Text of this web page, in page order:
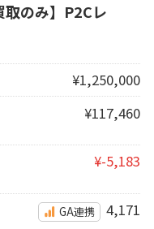
取のみ】P2Cレ
¥1,250,000
¥117,460
¥-5,183
GA連携 4,171